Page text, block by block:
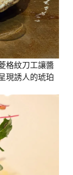
格紋刀工讓醬
現誘人的琥珀